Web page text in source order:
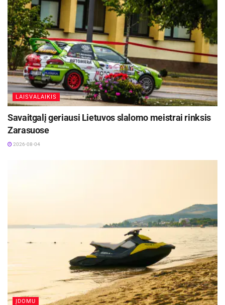
LAISVALAIKIS
Savaitgalį geriausi Lietuvos slalomo meistrai rinksis
Zarasuose
2026-08-04
ĮDOMU